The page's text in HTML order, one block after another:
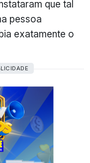
que tal
pessoa
exatamente o